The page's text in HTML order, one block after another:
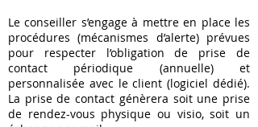
Le conseiller s’engage à mettre en place les
procédures (mécanismes d’alerte) prévues
pour respecter l’obligation de prise de
contact périodique (annuelle) et
personnalisée avec le client (logiciel dédié).
La prise de contact génèrera soit une prise
de rendez-vous physique ou visio, soit un